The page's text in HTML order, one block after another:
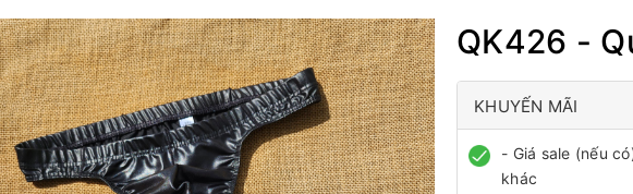
QK426 -
KHUYẾN MÃI
- Giá sale (nếu
khác